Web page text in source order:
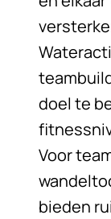
doel te
Voor
bieden